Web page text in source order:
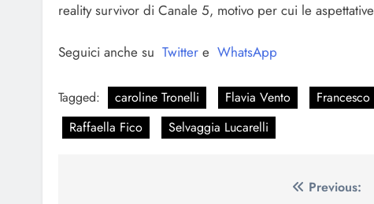
reality survivor di Canale 5, motivo per cui le
Seguici anche su Twitter e WhatsApp
Tagged: caroline Tronelli Flavia Vento
Raffaella Fico
Selvaggia Lucarelli
Previous: